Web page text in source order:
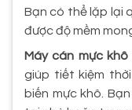
Bạn có thể lặp lại
được độ mềm
Máy cán mực
giúp tiết kiệm
biến mực khô.